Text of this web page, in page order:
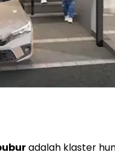
adalah klaster